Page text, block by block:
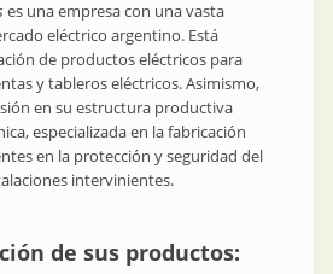
es una empresa con una vasta
eléctrico argentino. Está
de productos eléctricos para
y tableros eléctricos. Asimismo,
en su estructura productiva
especializada en la fabricación
en la protección y seguridad del
intervinientes.
de sus productos: